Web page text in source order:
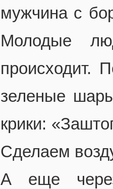
мужчина с
Молодые
происходит.
зеленые
крики:
Сделаем
А еще